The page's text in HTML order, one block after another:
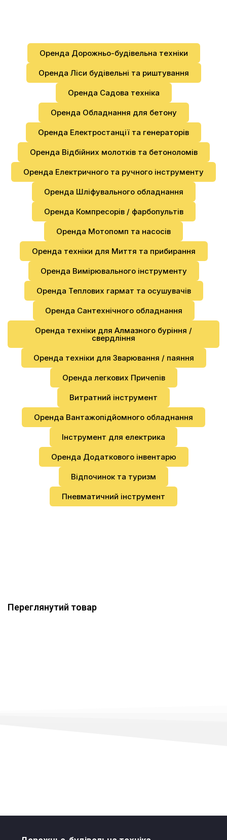
Оренда Дорожньо-будівельна техніки
Оренда Ліси будівельні та риштування
Оренда Садова техніка
Оренда Обладнання для бетону
Оренда Електростанції та генераторів
Оренда Відбійних молотків та бетоноломів
Оренда Електричного та ручного інструменту
Оренда Шліфувального обладнання
Оренда Компресорів / фарбопультів
Оренда Мотопомп та насосів
Оренда техніки для Миття та прибирання
Оренда Вимірювального інструменту
Оренда Теплових гармат та осушувачів
Оренда Сантехнічного обладнання
Оренда техніки для Алмазного буріння /
свердління
Оренда техніки для Зварювання / паяння
Оренда легкових Причепів
Витратний інструмент
Оренда Вантажопідйомного обладнання
Інструмент для електрика
Оренда Додаткового інвентарю
Відпочинок та туризм
Пневматичний інструмент
Переглянутий товар